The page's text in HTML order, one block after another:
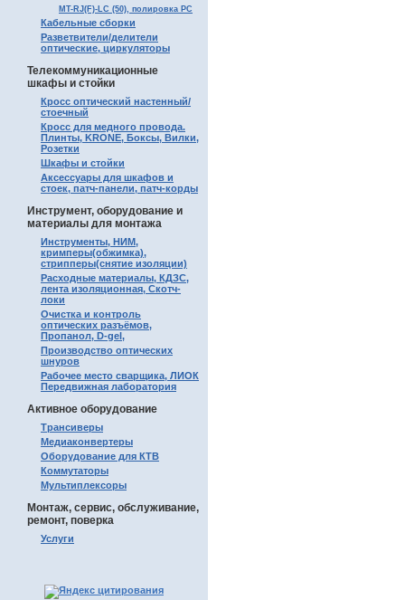
MT-RJ(F)-LC (50), полировка PC
Кабельные сборки
Разветвители/делители
оптические, циркуляторы
Телекоммуникационные
шкафы и стойки
Кросс оптический настенный/
стоечный
Кросс для медного провода.
Плинты, KRONE, Боксы, Вилки,
Розетки
Шкафы и стойки
Аксессуары для шкафов и
стоек, патч-панели, патч-корды
Инструмент, оборудование и
материалы для монтажа
Инструменты, НИМ,
кримперы(обжимка),
стрипперы(снятие изоляции)
Расходные материалы, КДЗС,
лента изоляционная, Скотч-
локи
Очистка и контроль
оптических разъёмов,
Пропанол, D-gel,
Производство оптических
шнуров
Рабочее место сварщика, ЛИОК
Передвижная лаборатория
Активное оборудование
Трансиверы
Медиаконвертеры
Оборудование для КТВ
Коммутаторы
Мультиплексоры
Монтаж, сервис, обслуживание,
ремонт, поверка
Услуги